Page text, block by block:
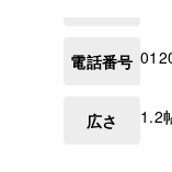
電話番号
広さ 1.2